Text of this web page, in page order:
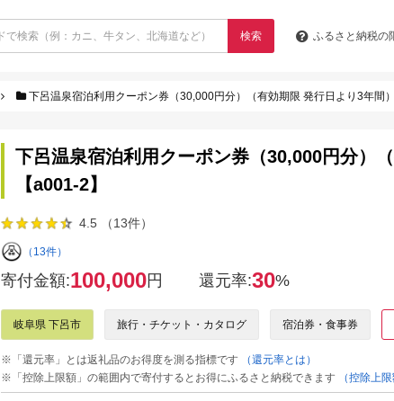
検索 ふるさと納税の
下呂温泉宿泊利用クーポン券（30,000円分）（有効期限 発行日より3年間
下呂温泉宿泊利用クーポン券（30,000円分）
【a001-2】
4.5 （13件）
（13件）
寄付金額:100,000円 還元率:30%
岐阜県 下呂市 旅行・チケット・カタログ 宿泊券・食事券
※「還元率」とは返礼品のお得度を測る指標です
（還元率とは）
※「控除上限額」の範囲内で寄付するとお得にふるさと納税できます
（控除上